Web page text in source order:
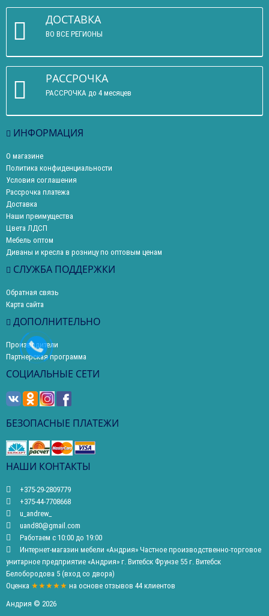
ДОСТАВКА
ВО ВСЕ РЕГИОНЫ
РАССРОЧКА
РАССРОЧКА до 4 месяцев
ИНФОРМАЦИЯ
О магазине
Политика конфиденциальности
Условия соглашения
Рассрочка платежа
Доставка
Наши преимущества
Цвета ЛДСП
Мебель оптом
Диваны и кресла в розницу по оптовым ценам
СЛУЖБА ПОДДЕРЖКИ
Обратная связь
Карта сайта
ДОПОЛНИТЕЛЬНО
Производители
Партнерская программа
СОЦИАЛЬНЫЕ СЕТИ
БЕЗОПАСНЫЕ ПЛАТЕЖИ
НАШИ КОНТАКТЫ
+375-29-2809779
+375-44-7708668
u_andrew_
uand80@gmail.com
Работаем с 10:00 до 19:00
Интернет-магазин мебели «Андрия» Частное производственно-торговое
унитарное предприятие «Андрия» г. Витебск Фрунзе 55 г. Витебск
Белобородова 5 (вход со двора)
Оценка ★★★★★ на основе отзывов 44 клиентов
Андрия © 2026